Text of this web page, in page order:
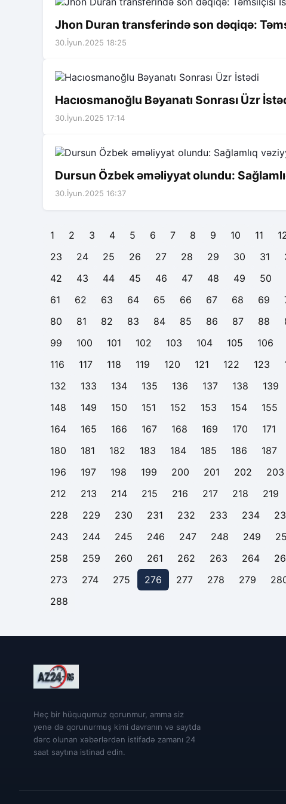
Jhon Duran transferində son dəqiqə:
30.İyun.2025 18:25
Hacıosmanoğlu Bəyanatı Sonrası Üzr
30.İyun.2025 17:14
Dursun Özbek əməliyyat olundu:
30.İyun.2025 16:37
1 2 3 4 5 6 7 8 9 10 11
23
24 25 26 27 28 29 30 31
42
43 44 45 46 47 48 49 50
61
62 63 64 65 66 67 68 69
80
81 82 83 84 85 86 87 88
99
100 101 102 103 104 105 106
116
117 118 119 120 121 122 123
132
133 134 135 136 137 138 139
148
149 150 151 152 153 154 155
164
165 166 167 168 169 170 171
180
181 182 183 184 185 186 187
196
197 198 199 200 201 202 203
212
213 214 215 216 217 218 219
228
229 230 231 232 233 234
243
244 245 246 247 248 249
258
259 260 261 262 263 264
273
274 275 276 277 278 279
288
Heç bir hüququmuz qorunmur, amma siz
yenə də qorunurmuş kimi davranın və saytda
dərc olunan xəbərlərdən istifadə zamanı 24
saat saytına istinad edin.